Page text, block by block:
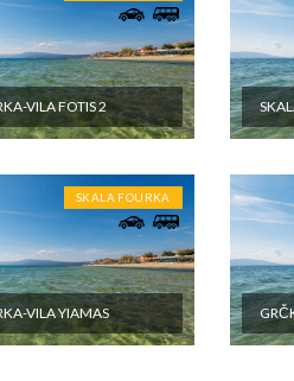
Cena
je po
ostale
objektu.
VILA FOTIS 2
SKALA FOURKA
VILA YIAMAS